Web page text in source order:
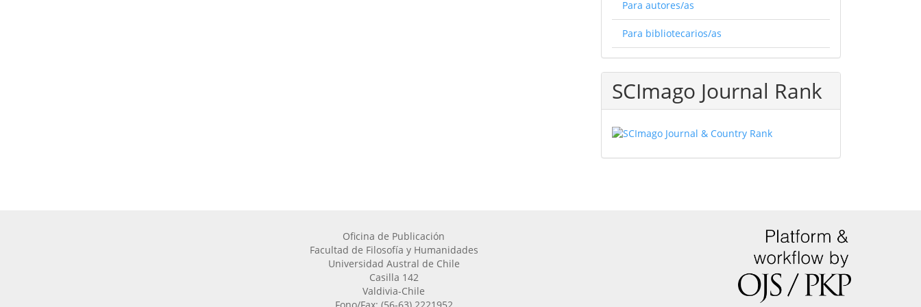
Para autores/as
Para bibliotecarios/as
SCImago Journal Rank
Oficina de Publicación
Facultad de Filosofía y Humanidades
Universidad Austral de Chile
Casilla 142
Valdivia-Chile